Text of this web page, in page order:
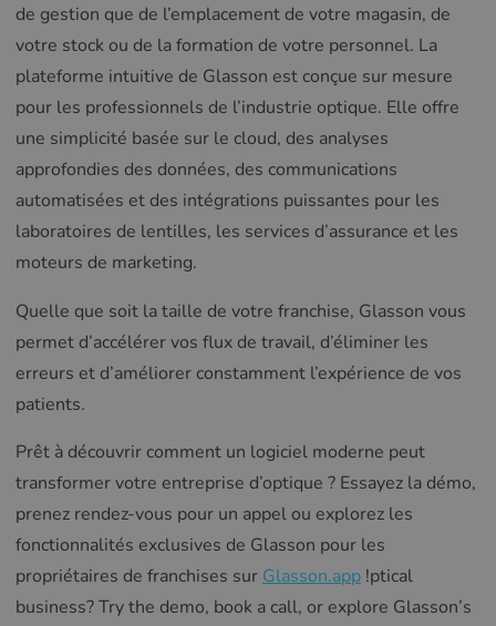
de gestion que de l’emplacement de votre magasin, de
votre stock ou de la formation de votre personnel. La
plateforme intuitive de Glasson est conçue sur mesure
pour les professionnels de l’industrie optique. Elle offre
une simplicité basée sur le cloud, des analyses
approfondies des données, des communications
automatisées et des intégrations puissantes pour les
laboratoires de lentilles, les services d’assurance et les
moteurs de marketing.
Quelle que soit la taille de votre franchise, Glasson vous
permet d’accélérer vos flux de travail, d’éliminer les
erreurs et d’améliorer constamment l’expérience de vos
patients.
Prêt à découvrir comment un logiciel moderne peut
transformer votre entreprise d’optique ? Essayez la démo,
prenez rendez-vous pour un appel ou explorez les
fonctionnalités exclusives de Glasson pour les
propriétaires de franchises sur Glasson.app !ptical
business? Try the demo, book a call, or explore Glasson’s